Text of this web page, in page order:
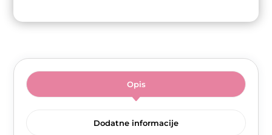
FREE)
Opis
Dodatne informacije